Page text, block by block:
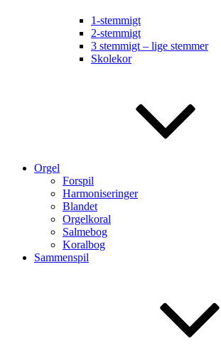
1-stemmigt
2-stemmigt
3 stemmigt – lige stemmer
Skolekor
Orgel
Forspil
Harmoniseringer
Blandet
Orgelkoral
Salmebog
Koralbog
Sammenspil